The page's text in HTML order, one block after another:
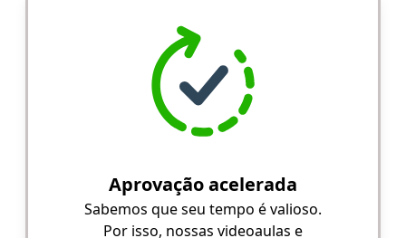
Aprovação acelerada
Sabemos que seu tempo é valioso.
Por isso, nossas videoaulas e